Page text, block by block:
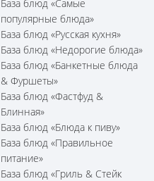
База блюд «Самые
популярные блюда»
База блюд «Русская кухня»
База блюд «Недорогие блюда»
База блюд «Банкетные блюда
& Фуршеты»
База блюд «Фастфуд &
Блинная»
База блюд «Блюда к пиву»
База блюд «Правильное
питание»
База блюд «Гриль & Стейк